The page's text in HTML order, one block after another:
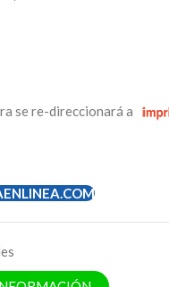
se re-direccionará a